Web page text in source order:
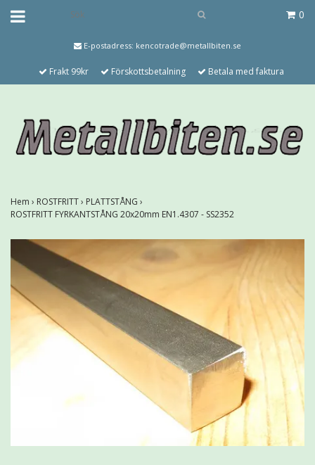
0
E-postadress: kencotrade@metallbiten.se
Frakt 99kr Förskottsbetalning Betala med faktura
Hem › ROSTFRITT› PLATTSTÅNG ›
ROSTFRITT FYRKANTSTÅNG 20x20mm EN1.4307 - SS2352